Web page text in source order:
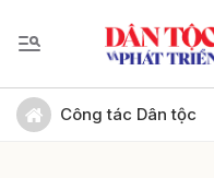
Công tác Dân tộc
Gửi bình luận